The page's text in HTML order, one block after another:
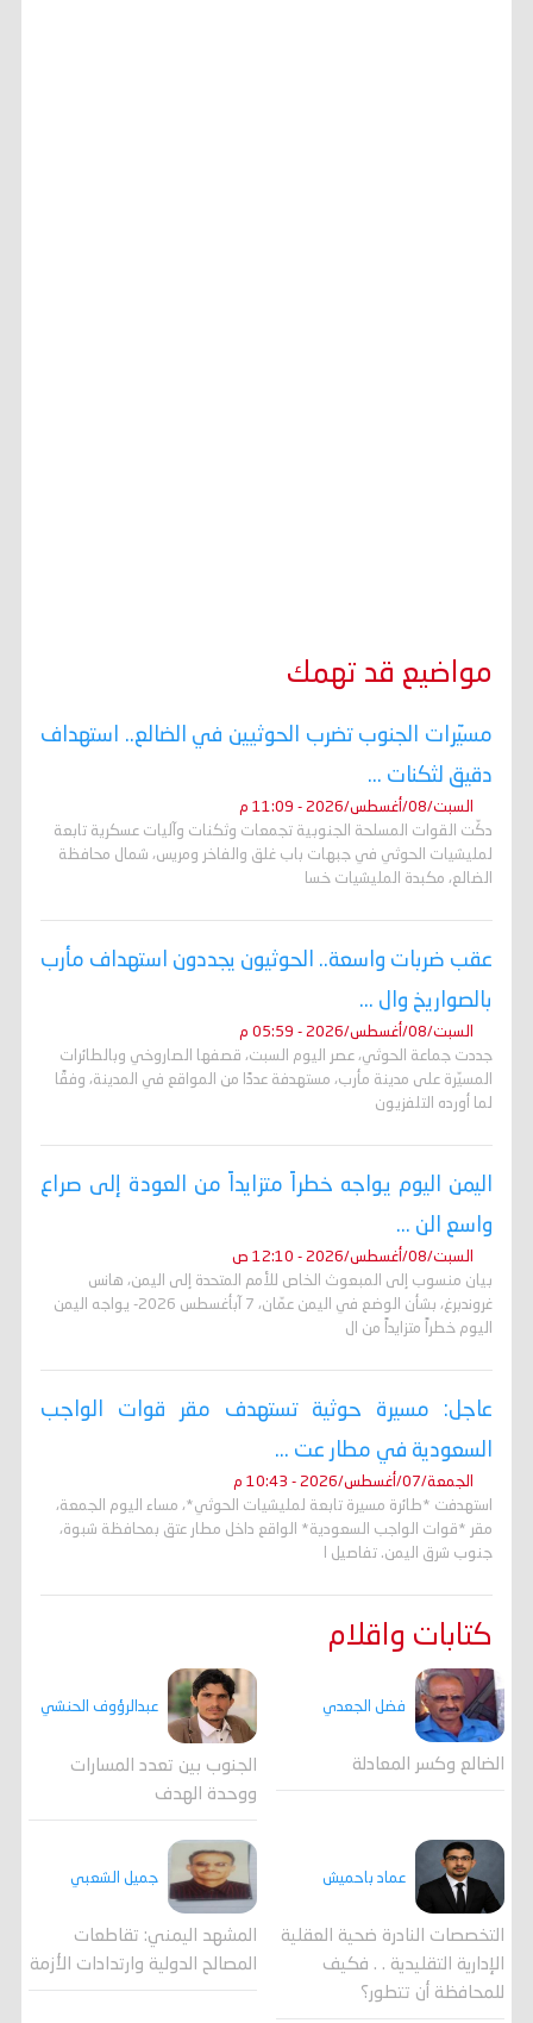
مواضيع قد تهمك
مسيّرات الجنوب تضرب الحوثيين في الضالع.. استهداف
دقيق لثكنات ...
السبت/08/أغسطس/2026 - 11:09 م
دكّت القوات المسلحة الجنوبية تجمعات وثكنات وآليات عسكرية تابعة
لمليشيات الحوثي في جبهات باب غلق والفاخر ومريس، شمال محافظة
الضالع، مكبدة المليشيات خسا
عقب ضربات واسعة.. الحوثيون يجددون استهداف مأرب
بالصواريخ وال ...
السبت/08/أغسطس/2026 - 05:59 م
جددت جماعة الحوثي، عصر اليوم السبت، قصفها الصاروخي وبالطائرات
المسيّرة على مدينة مأرب، مستهدفة عددًا من المواقع في المدينة، وفقًا
لما أورده التلفزيون
اليمن اليوم يواجه خطراً متزايداً من العودة إلى صراع
واسع الن ...
السبت/08/أغسطس/2026 - 12:10 ص
بيان منسوب إلى المبعوث الخاص للأمم المتحدة إلى اليمن، هانس
غروندبرغ، بشأن الوضع في اليمن عمّان، 7 آبأغسطس 2026- يواجه اليمن
اليوم خطراً متزايداً من ال
عاجل: مسيرة حوثية تستهدف مقر قوات الواجب
السعودية في مطار عت ...
الجمعة/07/أغسطس/2026 - 10:43 م
استهدفت *طائرة مسيرة تابعة لمليشيات الحوثي*، مساء اليوم الجمعة،
مقر *قوات الواجب السعودية* الواقع داخل مطار عتق بمحافظة شبوة،
جنوب شرق اليمن. تفاصيل ا
كتابات واقلام
فضل الجعدي
الضالع وكسر المعادلة
عبدالرؤوف الحنشي
الجنوب بين تعدد المسارات
ووحدة الهدف
عماد باحميش
التخصصات النادرة ضحية العقلية
الإدارية التقليدية . . فكيف
للمحافظة أن تتطور؟
جميل الشعبي
المشهد اليمني: تقاطعات
المصالح الدولية وارتدادات الأزمة